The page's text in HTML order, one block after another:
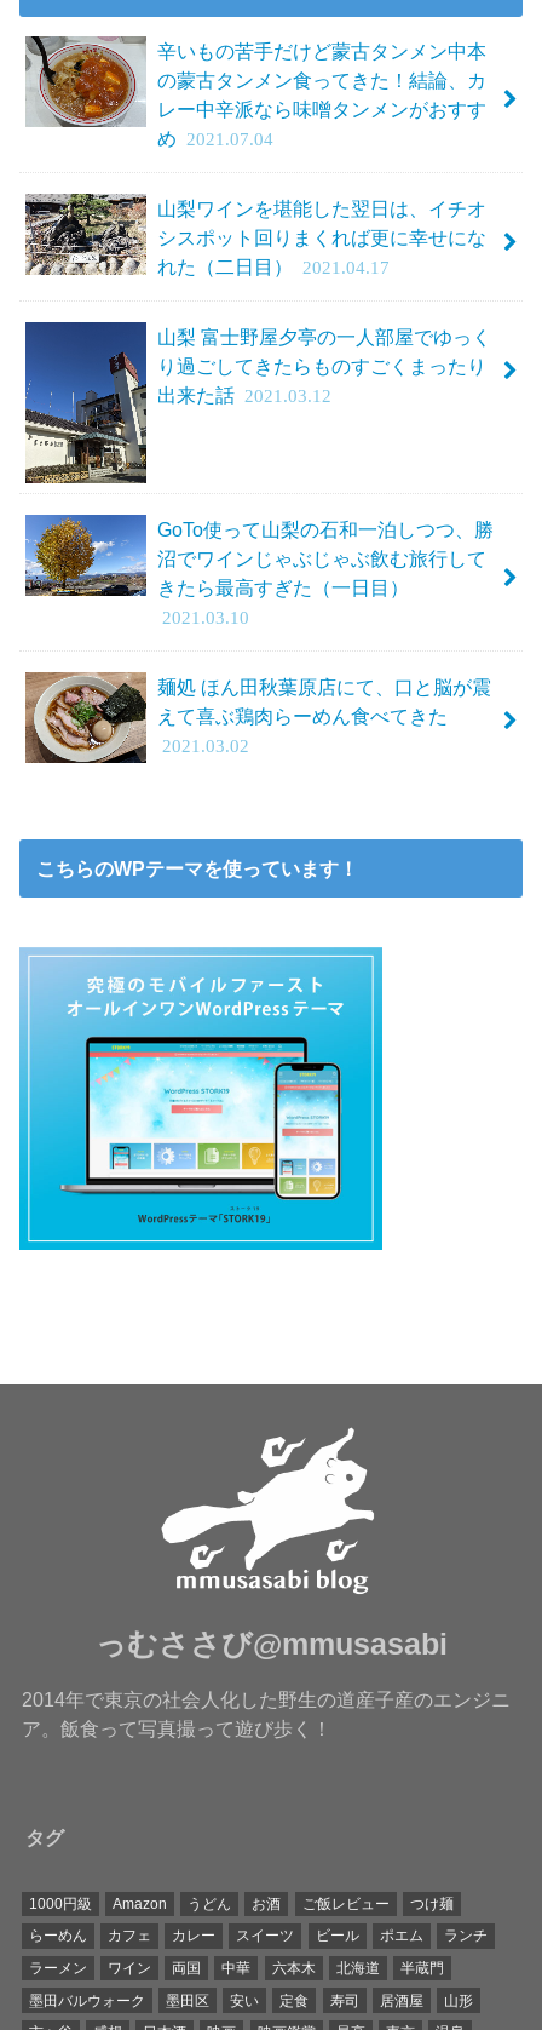
辛いもの苦手だけど蒙古タンメン中本
の蒙古タンメン食ってきた！結論、カ
レー中辛派なら味噌タンメンがおすす
め
2021.07.04
山梨ワインを堪能した翌日は、イチオ
シスポット回りまくれば更に幸せにな
れた（二日目）
2021.04.17
山梨 富士野屋夕亭の一人部屋でゆっく
り過ごしてきたらものすごくまったり
出来た話 2021.03.12
GoTo使って山梨の石和一泊しつつ、勝
沼でワインじゃぶじゃぶ飲む旅行して
きたら最高すぎた（一日目）
2021.03.10
麺処 ほん田秋葉原店にて、口と脳が震
えて喜ぶ鶏肉らーめん食べてきた
2021.03.02
こちらのWPテーマを使っています！
っむささび@mmusasabi
2014年で東京の社会人化した野生の道産子産のエンジニ
ア。飯食って写真撮って遊び歩く！
タグ
1000円級 Amazon うどん お酒 ご飯レビュー
つけ麺
らーめん
カフェ カレー スイーツ ビール ポエム
ランチ
ラーメン
ワイン 両国 中華 六本木 北海道
半蔵門
墨田バルウォーク
墨田区 安い 定食 寿司 居酒屋
山形